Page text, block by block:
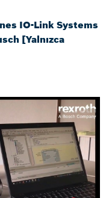
IO-Link Systems
[Yalnızca